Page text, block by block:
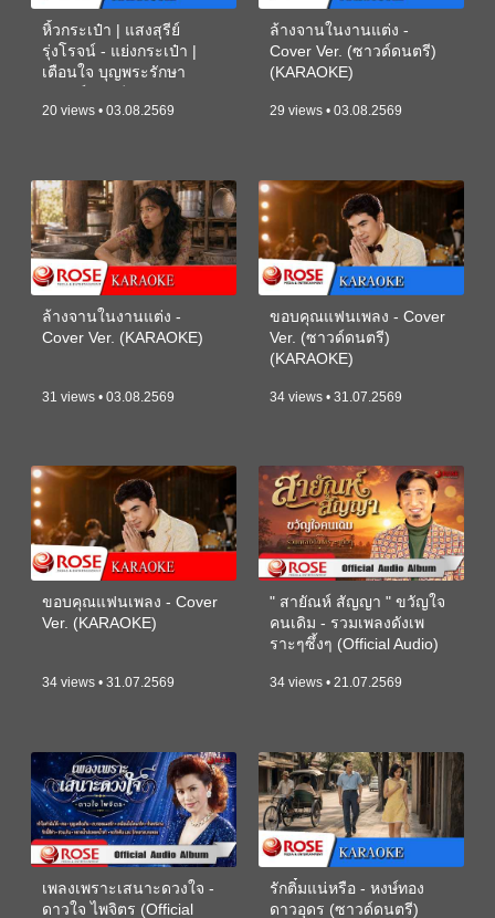
หิ้วกระเป๋า | แสงสุรีย์
รุ่งโรจน์ - แย่งกระเป๋า |
เตือนใจ บุญพระรักษา
20 views • 03.08.2569
ล้างจานในงานแต่ง -
Cover Ver. (ซาวด์ดนตรี)
(KARAOKE)
29 views • 03.08.2569
ล้างจานในงานแต่ง -
Cover Ver. (KARAOKE)
31 views • 03.08.2569
ขอบคุณแฟนเพลง - Cover
Ver. (ซาวด์ดนตรี)
(KARAOKE)
34 views • 31.07.2569
ขอบคุณแฟนเพลง - Cover
Ver. (KARAOKE)
34 views • 31.07.2569
" สายัณห์ สัญญา " ขวัญใจ
คนเดิม - รวมเพลงดังเพ
ราะๆซึ้งๆ (Official Audio)
34 views • 21.07.2569
เพลงเพราะเสนาะดวงใจ -
ดาวใจ ไพจิตร (Official
รักติ๋มแน่หรือ - หงษ์ทอง
ดาวอุดร (ซาวด์ดนตรี)